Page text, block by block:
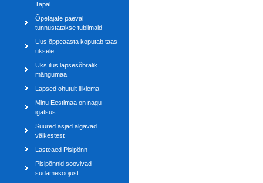
Tapal
Õpetajate päeval
tunnustatakse tublimaid
Uus õppeaasta koputab taas
uksele
Üks ilus lapsesõbralik
mängumaa
Lapsed ohutult liiklema
Minu Eestimaa on nagu
igatsus…
Suured asjad algavad
väikestest
Lasteaed Pisipõnn
Pisipõnnid soovivad
südamesoojust